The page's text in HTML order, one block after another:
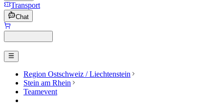
Transport
Chat
Region Ostschweiz / Liechtenstein
Stein am Rhein
Teamevent